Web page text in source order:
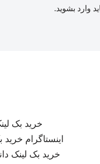
وارد بشوید.
خرید بک
اینستاگرام خرید
خرید بک لینک